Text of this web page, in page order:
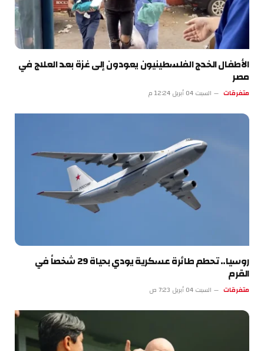
الأطفال الخدج الفلسطينيون يعودون إلى غزة بعد العلاج في
مصر
متفرقات السبت 04 أبريل 12:24 م
روسيا.. تحطم طائرة عسكرية يودي بحياة 29 شخصاً في
القرم
متفرقات السبت 04 أبريل 7:23 ص